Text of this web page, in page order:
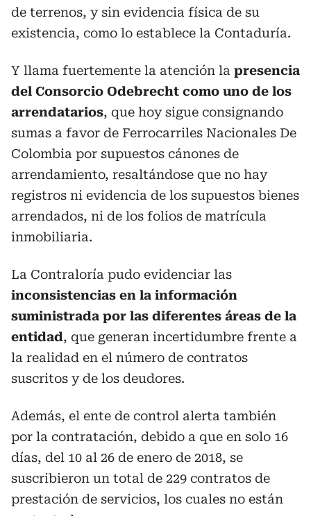
de terrenos, y sin evidencia física de su
existencia, como lo establece la Contaduría.
Y llama fuertemente la atención la presencia
del Consorcio Odebrecht como uno de los
arrendatarios, que hoy sigue consignando
sumas a favor de Ferrocarriles Nacionales De
Colombia por supuestos cánones de
arrendamiento, resaltándose que no hay
registros ni evidencia de los supuestos bienes
arrendados, ni de los folios de matrícula
inmobiliaria.
La Contraloría pudo evidenciar las
inconsistencias en la información
suministrada por las diferentes áreas de la
entidad, que generan incertidumbre frente a
la realidad en el número de contratos
suscritos y de los deudores.
Además, el ente de control alerta también
por la contratación, debido a que en solo 16
días, del 10 al 26 de enero de 2018, se
suscribieron un total de 229 contratos de
prestación de servicios, los cuales no están